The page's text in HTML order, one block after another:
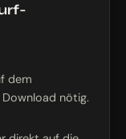
dem
nötig.